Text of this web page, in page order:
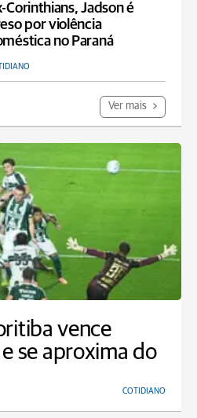
Corinthians, Jadson é
por violência
no Paraná
Ver mais
vence
se aproxima do
COTIDIANO